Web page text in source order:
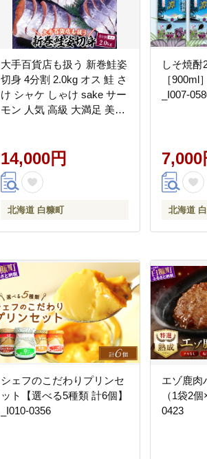
大手百貨店も扱う 新巻鮭姿
切身 4分割 2.0kg オス 鮭 さ
け シャケ しゃけ sake サー
モン 人気 高級 大満足 美味
ふるさとチョイス チョイス
北海道 白糠町_T014-1598
14,000円
北海道 白糠町
しそ焼酎
［900ml
_I007-
7,000
北海道
シェフのこだわりプリンセ
ット【選べる5種類 計6個】
_I010-0356
エゾ鹿肉
（1袋2
0423